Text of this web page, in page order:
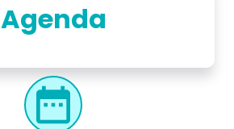
Agenda
date_range